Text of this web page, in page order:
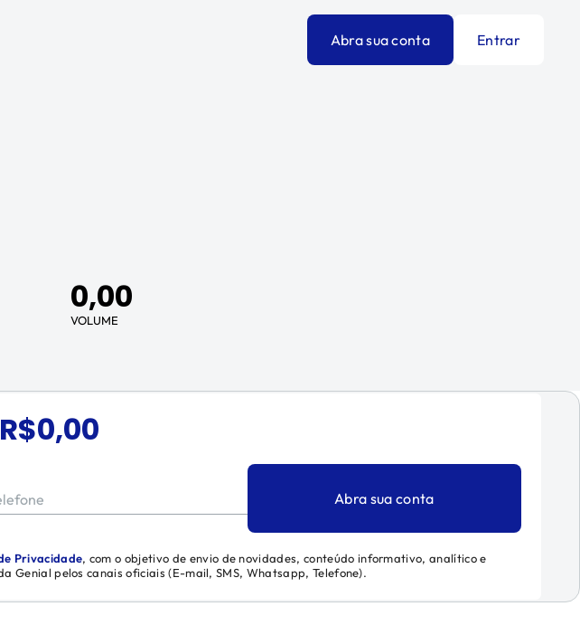
Abra sua conta Entrar
0,00
VOLUME
0,00
Abra sua conta
Privacidade, com o objetivo de envio de novidades, conteúdo informativo, analítico e
Genial pelos canais oficiais (E-mail, SMS, Whatsapp, Telefone).